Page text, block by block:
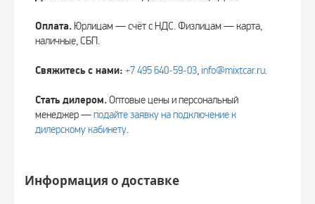
Оплата. Юрлицам — счёт с НДС. Физлицам — карта,
наличные, СБП.
Свяжитесь с нами: +7 495 640‑59‑03, info@mixtcar.ru.
Стать дилером.Оптовые цены и персональный
менеджер —подайте заявку на подключение к
дилерскому кабинету.
Информация о доставке